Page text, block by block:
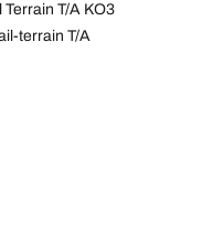
T/A KO3
terrain T/A